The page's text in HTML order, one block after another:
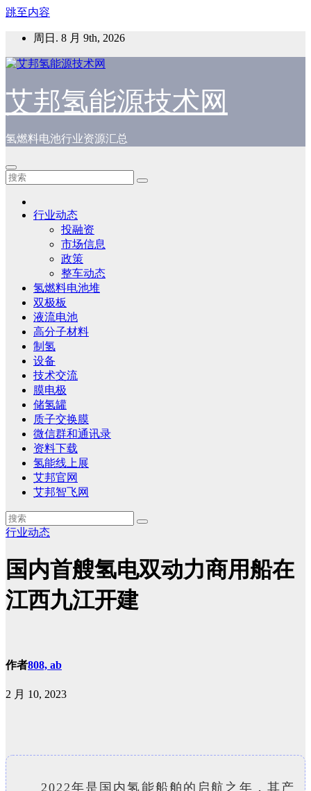
跳至内容
周日. 8 月 9th, 2026
艾邦氢能源技术网
氢燃料电池行业资源汇总
行业动态
投融资
市场信息
政策
整车动态
氢燃料电池堆
双极板
液流电池
高分子材料
制氢
设备
技术交流
膜电极
储氢罐
质子交换膜
微信群和通讯录
资料下载
氢能线上展
艾邦官网
艾邦智飞网
行业动态
国内首艘氢电双动力商用船在
江西九江开建
作者808, ab
2 月 10, 2023
2022年是国内氢能船舶的启航之年，其产